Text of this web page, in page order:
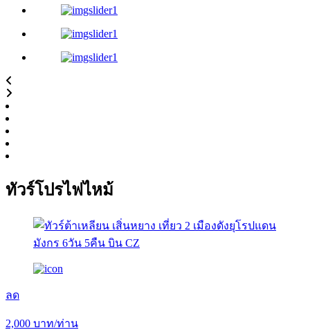
ทัวร์โปรไฟไหม้
ลด
2,000 บาท/ท่าน